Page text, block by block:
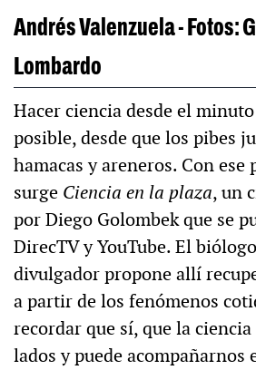
Andrés Valenzuela - Fotos:
Lombardo
Hacer ciencia desde el
posible, desde que los pibes
hamacas y areneros. Con ese
surge Ciencia en la plaza, un
por Diego Golombek que se
DirecTV y YouTube. El
divulgador propone allí
a partir de los fenómenos
recordar que sí, que la
lados y puede acompañarnos